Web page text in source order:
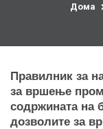
Дома
Правилник за
за вршење
содржината на
дозволите за